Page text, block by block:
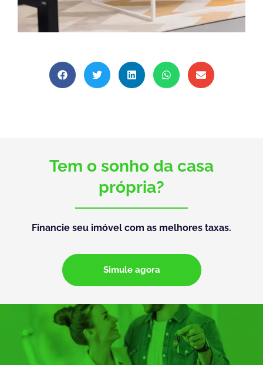
Tem o sonho da casa
própria?
Financie seu imóvel com as melhores taxas.
Simule agora